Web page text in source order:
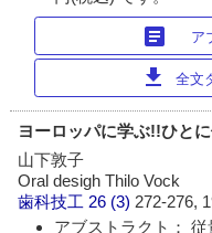
article ア
download 全文
ヨーロッパに学ぶ!!ひと
山下敦子
Oral desigh Thilo Vock
歯科技工 26 (3) 272-276,
アブストラクト：